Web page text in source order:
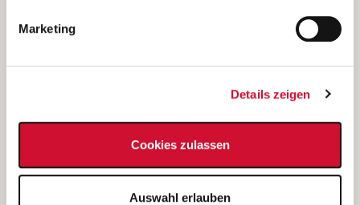
Marketing
Details zeigen
Cookies zulassen
Auswahl erlauben
Bewerbung als Altenpflegehelfer*in
Bewerbung als Erzieher*in